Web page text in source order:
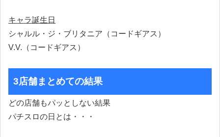
キャラ誕生日
シャルル・ジ・ブリタニア（コードギアス）
V.V.（コードギアス）
3店舗まとめての結果
どの店舗もパッとしない結果
パチスロの日とは・・・